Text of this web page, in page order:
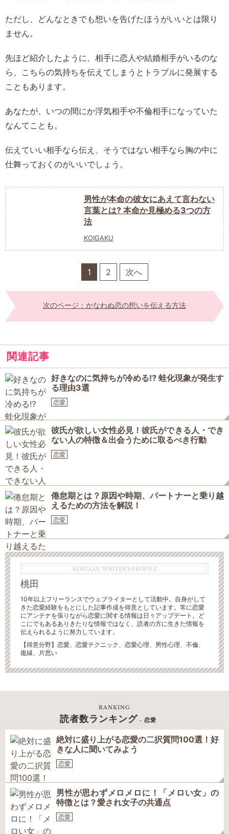
ただし、どんなときでも想いを告げたほうがいいとは限り
ません。
先ほど紹介したように、相手に恋人や結婚相手がいるのな
ら、こちらの気持ちを伝えてしまうとトラブルに発展する
こともあります。
あなたが、いつの間にか浮気相手や不倫相手になっていた
なんてことも。
伝えていい相手なら伝え、そうではない相手なら胸の中に
仕舞っておくのがいいでしょう。
男性が本命の彼女にあえて言わない
言葉とは? 本命か見極める3つの方
法
KOIGAKU
1 2 次へ
次のページ：かなわぬ恋の想いを伝える方法
関連記事
好きなのに気持ちが冷める⁉ 蛙化現象が発生す
る理由3選
恋愛
彼氏が欲しい女性必見！彼氏ができる人・でき
ない人の特徴＆出会うために取るべき行動
恋愛
倦怠期とは？原因や時期、パートナーと乗り越
えるための方法を解説！
恋愛
KOIGAKU WRITER'S PROFILE
桃田
10年以上フリーランスでウェブライターとして活動中。自身がして
きた恋愛経験をもとにした記事作成を得意としています。常に恋愛
にアンテナを張りながら恋愛に関する情報は日々アップデート。ど
こにでもあるありきたりな情報ではなく、読者の方に生きた情報を
伝えられるように努力しています。
【得意分野】恋愛、恋愛テクニック、恋愛心理、男性心理、不倫、
復縁、片思い
RANKING
読者数ランキング - 恋愛
絶対に盛り上がる恋愛の二択質問100選！好
きな人に聞いてみよう
恋愛
男性が思わずメロメロに！「メロい女」の
特徴とは？愛され女子の共通点
恋愛